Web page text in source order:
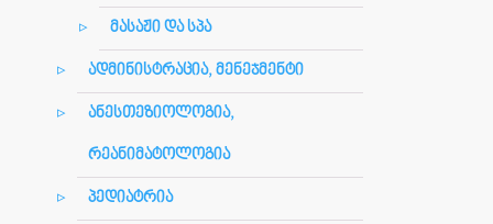
მასაჟი და სპა
ადმინისტრაცია, მენეჯმენტი
ანესთეზიოლოგია,
რეანიმატოლოგია
პედიატრია